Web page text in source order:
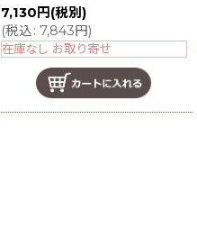
7,130 円 (税別)
(税込: 7,843円)
在庫なし お取り寄せ